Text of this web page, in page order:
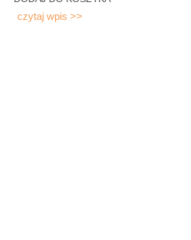
czytaj wpis >>